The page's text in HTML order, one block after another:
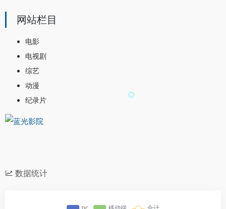
网站栏目
电影
电视剧
综艺
动漫
纪录片
数据统计